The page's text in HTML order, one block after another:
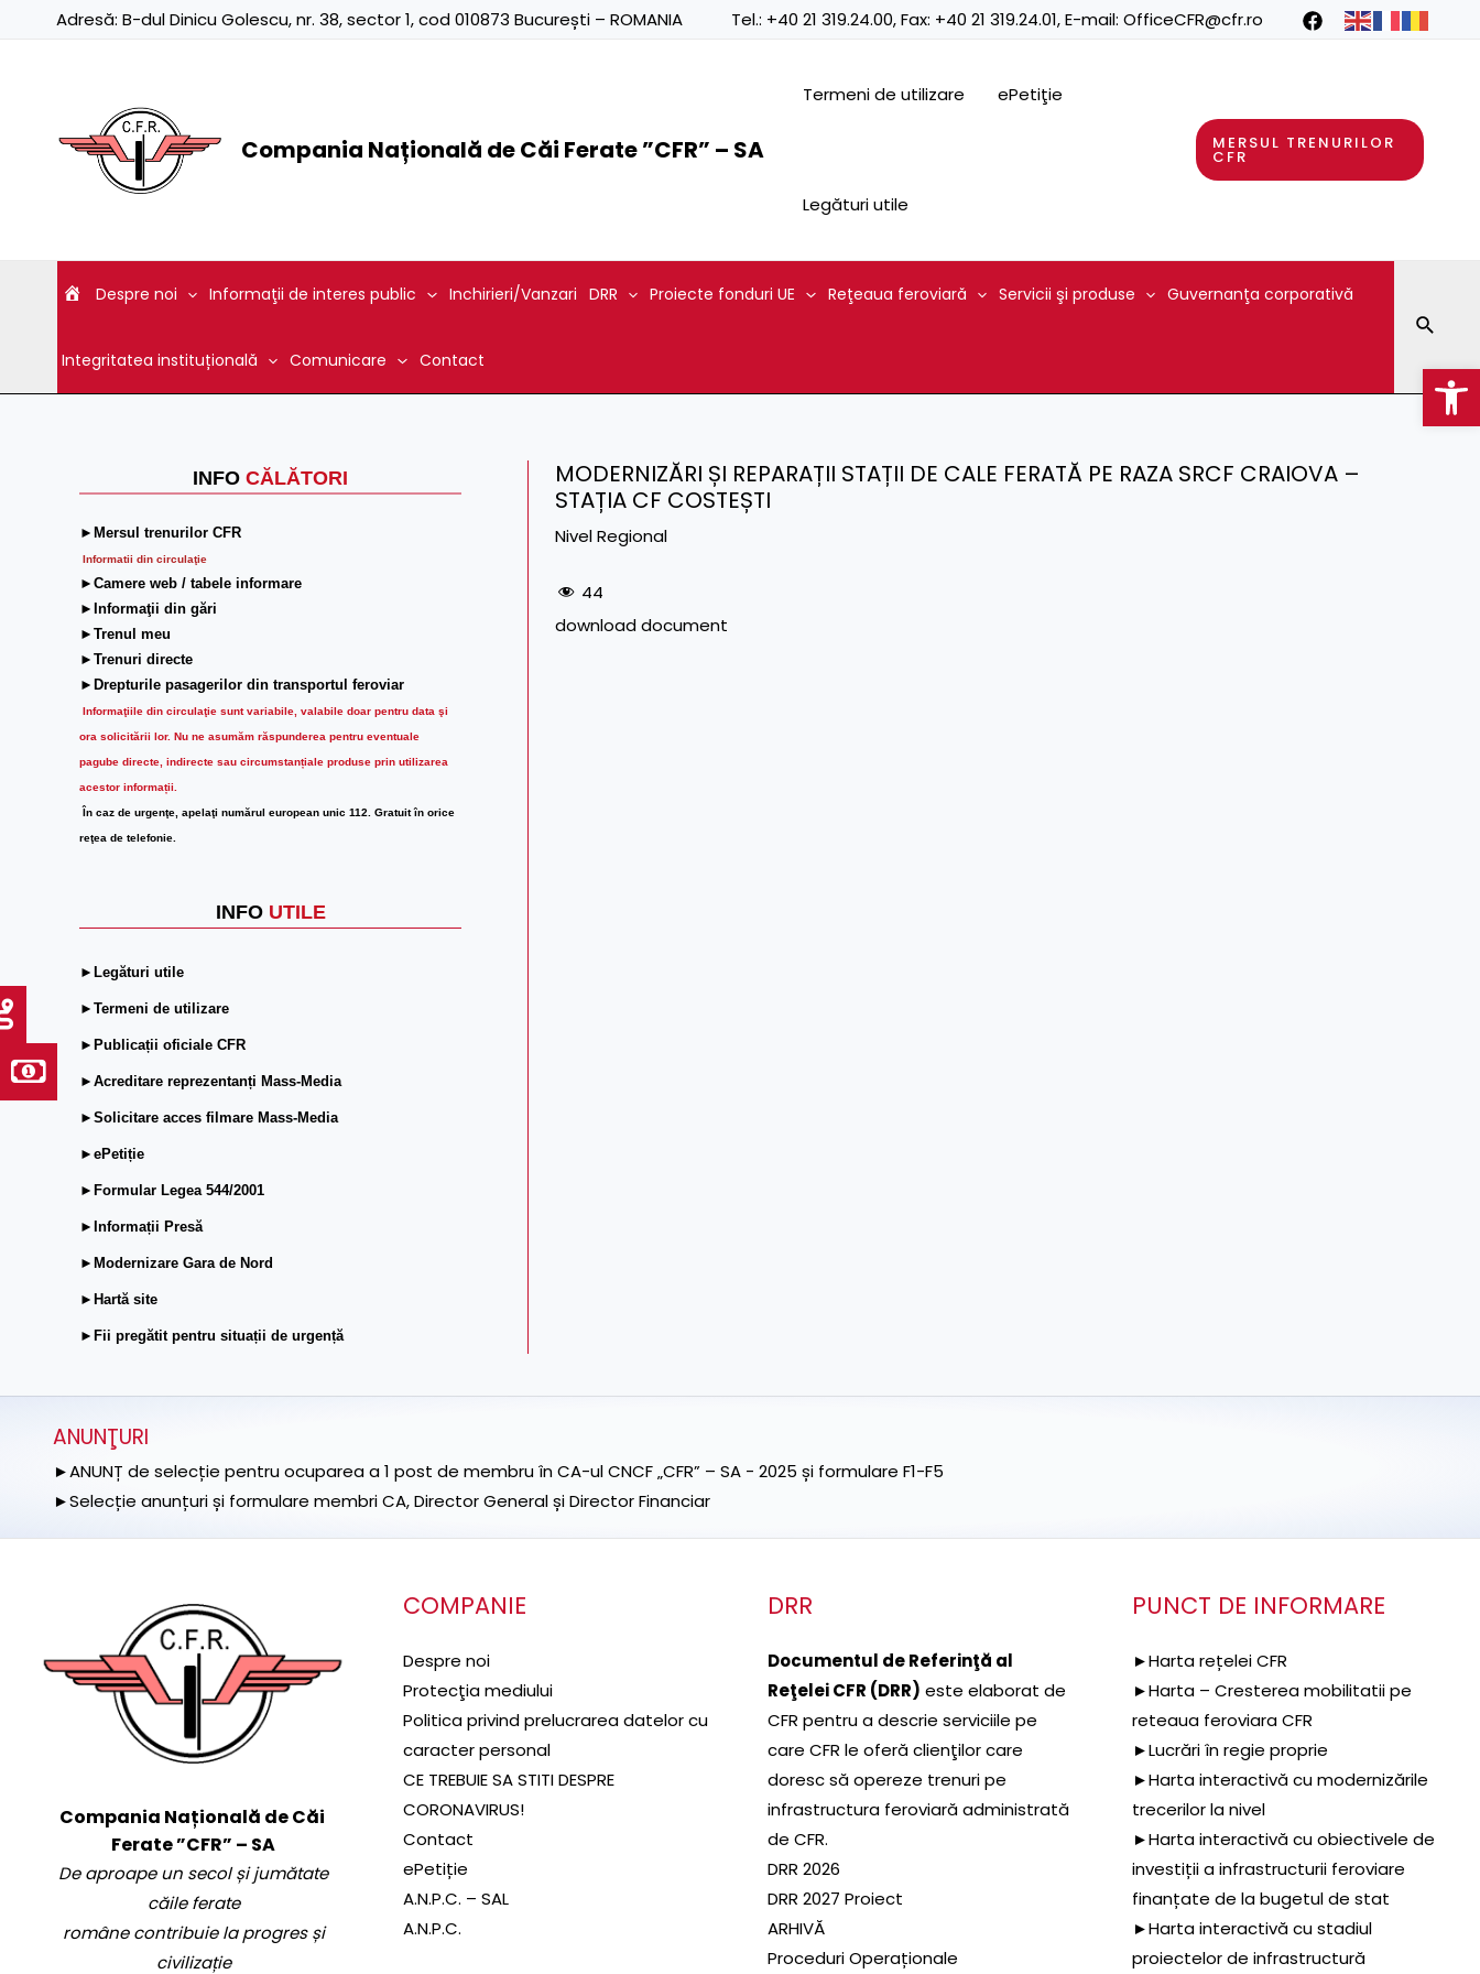
Adresă: B-dul Dinicu Golescu, nr. 38, sector 1, cod 010873 București – ROMANIA Tel.: +40 21 319.24.00, Fax: +40 21 319.24.01, E-mail: OfficeCFR@cfr.ro
Compania Națională de Căi Ferate ”CFR” – SA
Termeni de utilizare ePetiţie
Legături utile
MERSUL TRENURILOR
CFR
Despre noi Informaţii de interes public Inchirieri/Vanzari DRR Proiecte fonduri UE Reţeaua feroviară Servicii şi produse Guvernanţa corporativă
Integritatea instituțională Comunicare Contact
INFO CĂLĂTORI
►Mersul trenurilor CFR
Informatii din circulaţie
►Camere web / tabele informare
►Informaţii din gări
►Trenul meu
►Trenuri directe
►Drepturile pasagerilor din transportul feroviar
Informaţiile din circulaţie sunt variabile, valabile doar pentru data şi
ora solicitării lor. Nu ne asumăm răspunderea pentru eventuale
pagube directe, indirecte sau circumstanțiale produse prin utilizarea
acestor informații.
În caz de urgenţe, apelaţi numărul european unic 112. Gratuit în orice
reţea de telefonie.
INFO UTILE
►Legături utile
►Termeni de utilizare
►Publicații oficiale CFR
►Acreditare reprezentanți Mass-Media
►Solicitare acces filmare Mass-Media
►ePetiție
►Formular Legea 544/2001
►Informații Presă
►Modernizare Gara de Nord
►Hartă site
►Fii pregătit pentru situații de urgență
MODERNIZĂRI ȘI REPARAȚII STAȚII DE CALE FERATĂ PE RAZA SRCF CRAIOVA –
STAȚIA CF COSTEȘTI
Nivel Regional
44
download document
ANUNŢURI
►ANUNȚ de selecție pentru ocuparea a 1 post de membru în CA-ul CNCF „CFR” – SA - 2025 și formulare F1-F5
►Selecție anunțuri și formulare membri CA, Director General și Director Financiar
Compania Națională de Căi
Ferate ”CFR” – SA
De aproape un secol și jumătate
căile ferate
române contribuie la progres și
civilizație
COMPANIE
Despre noi
Protecţia mediului
Politica privind prelucrarea datelor cu
caracter personal
CE TREBUIE SA STITI DESPRE
CORONAVIRUS!
Contact
ePetiție
A.N.P.C. – SAL
A.N.P.C.
DRR
Documentul de Referinţă al
Reţelei CFR (DRR) este elaborat de
CFR pentru a descrie serviciile pe
care CFR le oferă clienţilor care
doresc să opereze trenuri pe
infrastructura feroviară administrată
de CFR.
DRR 2026
DRR 2027 Proiect
ARHIVĂ
Proceduri Operaționale
PUNCT DE INFORMARE
►Harta rețelei CFR
►Harta – Cresterea mobilitatii pe
reteaua feroviara CFR
►Lucrări în regie proprie
►Harta interactivă cu modernizările
trecerilor la nivel
►Harta interactivă cu obiectivele de
investiții a infrastructurii feroviare
finanțate de la bugetul de stat
►Harta interactivă cu stadiul
proiectelor de infrastructură